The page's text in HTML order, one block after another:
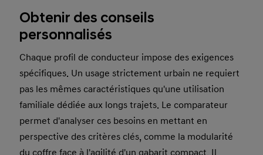
Obtenir des conseils
personnalisés
Chaque profil de conducteur impose des exigences
spécifiques. Un usage strictement urbain ne requiert
pas les mêmes caractéristiques qu'une utilisation
familiale dédiée aux longs trajets. Le comparateur
permet d'analyser ces besoins en mettant en
perspective des critères clés, comme la modularité